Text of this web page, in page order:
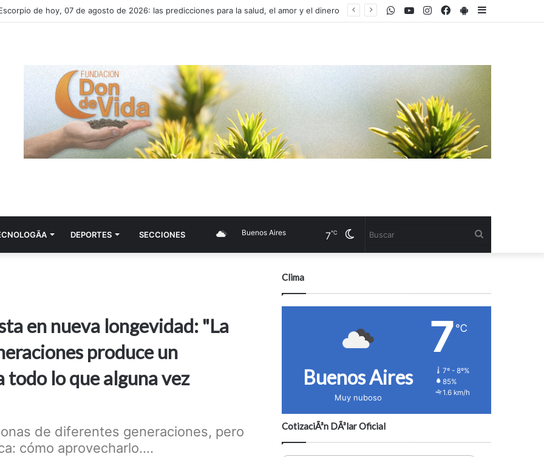
de hoy, 07 de agosto de 2026: las predicciones para la salud, el amor y el dinero PlayStore
Facebook
Instagram
Youtube
WhatsApp
DEPORTES SECCIONES Cambiar
Buenos Aires 7℃
en nueva longevidad: "La
produce un
todo lo que alguna vez
de diferentes generaciones, pero
cómo aprovecharlo....
Clima
Buenos Aires
Muy nuboso
7 ℃
7º - 8º%
85%
1.6 km/h
CotizaciÃ³n DÃ³lar Oficial